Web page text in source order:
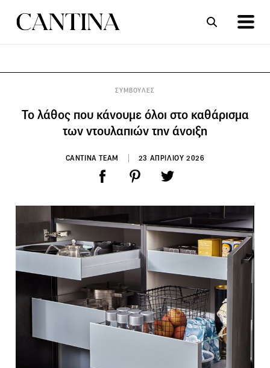
ΣΥΜΒΟΥΛΕΣ
Το λάθος που κάνουμε όλοι στο καθάρισμα
των ντουλαπιών την άνοιξη
CANTINA TEAM 23 ΑΠΡΙΛΙΟΥ 2026